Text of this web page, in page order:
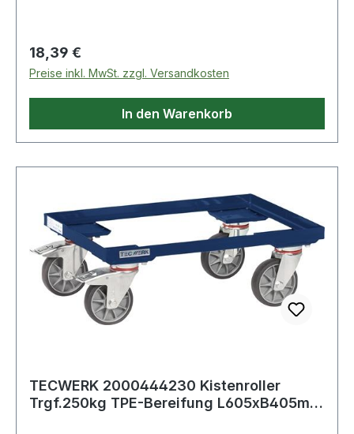
Regulärer Preis:
18,39 €
Preise inkl. MwSt. zzgl. Versandkosten
In den Warenkorb
TECWERK 2000444230 Kistenroller
Trgf.250kg TPE-Bereifung L605xB405mm